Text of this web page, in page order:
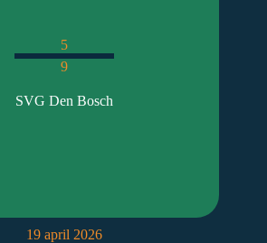
5
9
SVG Den Bosch
19 april 2026